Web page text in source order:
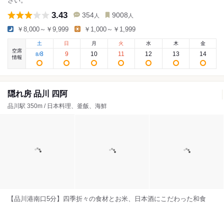
3.43 354 人 9008 人
￥8,000～￥9,999 ￥1,000～￥1,999
空席
情報
土
8/8
日
9
月
10
火
11
水
12
木
13
金
14
隠れ房 品川 四阿
品川駅 350m / 日本料理、釜飯、海鮮
【品川港南口5分】四季折々の食材とお米、日本酒にこだわった和食